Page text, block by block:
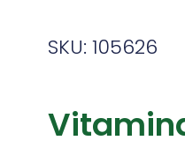
SKU: 105626